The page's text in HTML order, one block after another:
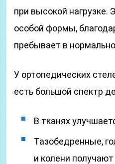
при высокой
особой формы,
пребывает в
У ортопедических
есть большой спектр
В тканях
Тазобедренные,
и колени